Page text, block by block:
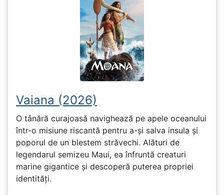
Vaiana (2026)
O tânără curajoasă navighează pe apele oceanului
într-o misiune riscantă pentru a-și salva insula și
poporul de un blestem străvechi. Alături de
legendarul semizeu Maui, ea înfruntă creaturi
marine gigantice și descoperă puterea propriei
identități.